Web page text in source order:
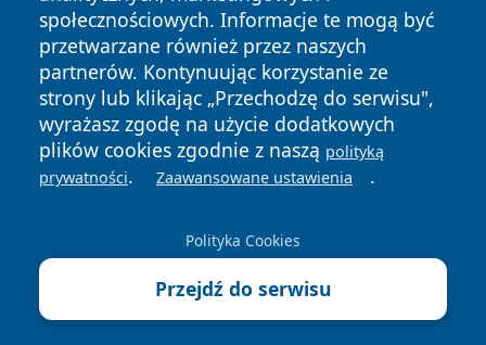
społecznościowych. Informacje te mogą być
przetwarzane również przez naszych
partnerów. Kontynuując korzystanie ze
strony lub klikając „Przechodzę do serwisu",
wyrażasz zgodę na użycie dodatkowych
plików cookies zgodnie z naszą polityką
prywatności. Zaawansowane ustawienia .
Polityka Cookies
Przejdź do serwisu
News Autorzy
Polityka
Prywatności
Polityka
Cookies